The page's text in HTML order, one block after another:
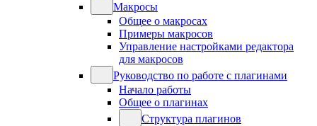
Макросы
Общее о макросах
Примеры макросов
Управление настройками редактора
для макросов
Руководство по работе с плагинами
Начало работы
Общее о плагинах
Структура плагинов